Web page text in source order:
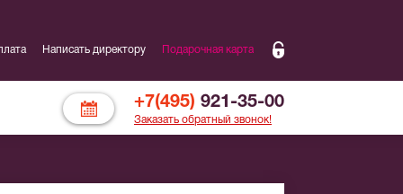
Написать директору Подарочная карта
+7(495) 921-35-00
Заказать обратный звонок!